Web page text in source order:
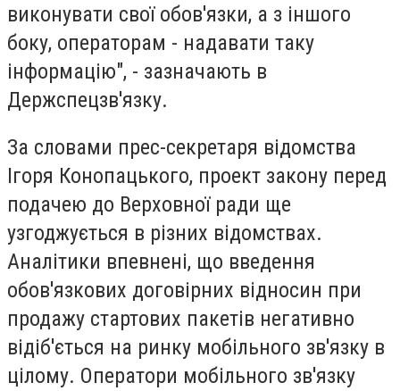
виконувати свої обов'язки, а з іншого
боку, операторам - надавати таку
інформацію", - зазначають в
Держспецзв'язку.
За словами прес-секретаря відомства
Ігоря Конопацького, проект закону перед
подачею до Верховної ради ще
узгоджується в різних відомствах.
Аналітики впевнені, що введення
обов'язкових договірних відносин при
продажу стартових пакетів негативно
відіб'ється на ринку мобільного зв'язку в
цілому. Оператори мобільного зв'язку